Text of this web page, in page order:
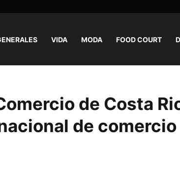
VIDA MODA FOOD COURT
de Costa
de comercio